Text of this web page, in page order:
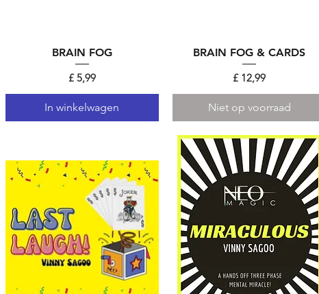
Snel overzicht
BRAIN FOG
Prijs
£ 5,99
In winkelwagen
Snel overzicht
BRAIN FOG & CARDS
Prijs
£ 12,99
Niet op voorraad